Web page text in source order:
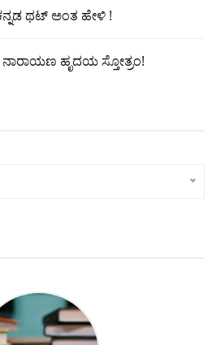
ಥಟ್ ಅಂತ ಹೇಳಿ !
ನಾರಾಯಣ ಹೃದಯ ಸ್ತೋತ್ರಂ!